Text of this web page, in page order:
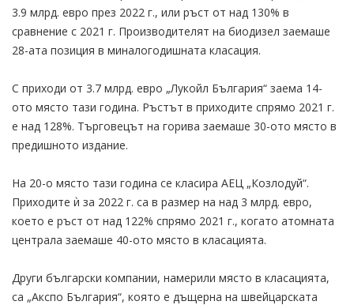
3.9 млрд. евро през 2022 г., или ръст от над 130% в
сравнение с 2021 г. Производителят на биодизел заемаше
28-ата позиция в миналогодишната класация.
С приходи от 3.7 млрд. евро „Лукойл България“ заема 14-
ото място тази година. Ръстът в приходите спрямо 2021 г.
е над 128%. Търговецът на горива заемаше 30-ото място в
предишното издание.
На 20-о място тази година се класира АЕЦ „Козлодуй“.
Приходите ѝ за 2022 г. са в размер на над 3 млрд. евро,
което е ръст от над 122% спрямо 2021 г., когато атомната
централа заемаше 40-ото място в класацията.
Други български компании, намерили място в класацията,
са „Акспо България“, която е дъщерна на швейцарската